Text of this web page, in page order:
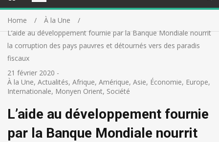
Home
À la Une
L’aide au développement fournie par la Banque Mondiale nourrit
la corruption des pays pauvres et détournés vers des paradis
fiscaux
21 février 2020 -
À la Une, Actualités, Afrique, Amérique, Asie, Économie, Europe,
Internationale, Monyen Orient, Société
L’aide au développement fournie
par la Banque Mondiale nourrit